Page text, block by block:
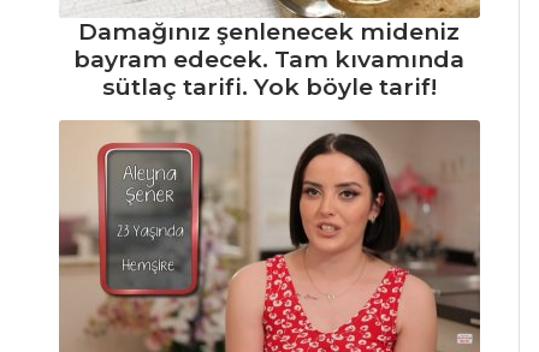
tarifi
Masterchef Tüm
Tarifleri
İÇECEKLER
Böğürtlen
Şerbeti
Pancarlı
Fesleğenli Ayran
Damağınız şenlenecek mideniz
bayram edecek. Tam kıvamında
sütlaç tarifi. Yok böyle tarif!